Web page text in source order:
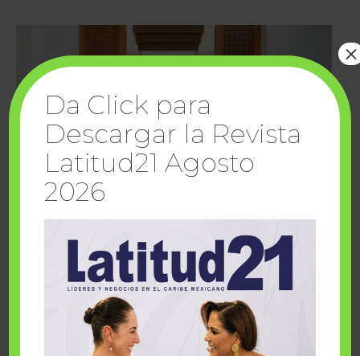
Cuando la solidaridad inspira; cumplen
sueños Fairmont Mayakoba y Make-A-Wish
Da Click para
Descargar la Revista
Latitud21 Agosto
2026
×